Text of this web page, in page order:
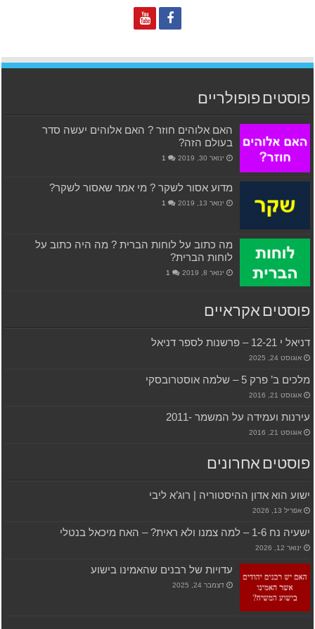
פוסטים פופולריים
האם אלוהים חוזר ? האם אלוהים יעשה סדר
בעולם הזה?
ינואר 30, 2019 1
מדוע אסור לשקר ? מי אמר שאסור לשקר?
ינואר 13, 2019 1
מה כתוב על לוחות הברית ? מה היה כתוב על
לוחות הברית?
ינואר 8, 2019 1
פוסטים אקראיים
דניאל י 12-21 – פרשנות לספר דניאל
אוגוסט 24, 2025
מלכים ב’ פרק 5 – שלמה אוסטרובסקי
אוגוסט 21, 2016
עירנות ועמידה על המשמר -2011
אוגוסט 21, 2016
פוסטים אחרונים
ישוע הוא אדון ההיסטוריה | רוג’א ליבי
אפריל 13, 2026
ישעיה נח 1-6 – למה צמנו ולא ראית? – האח מיכאל בנטלי
ינואר 12, 2026
עדויות של רבנים שהאמינו בישוע
דצמבר 24, 2025